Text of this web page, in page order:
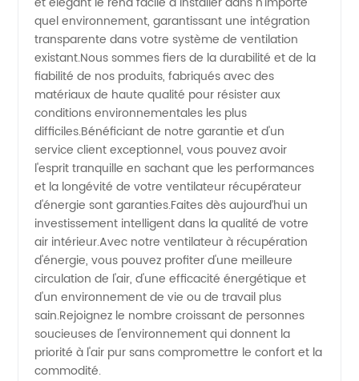
quel environnement, garantissant une intégration
transparente dans votre système de ventilation
existant.Nous sommes fiers de la durabilité et de la
fiabilité de nos produits, fabriqués avec des
matériaux de haute qualité pour résister aux
conditions environnementales les plus
difficiles.Bénéficiant de notre garantie et d'un
service client exceptionnel, vous pouvez avoir
l'esprit tranquille en sachant que les performances
et la longévité de votre ventilateur récupérateur
d'énergie sont garanties.Faites dès aujourd’hui un
investissement intelligent dans la qualité de votre
air intérieur.Avec notre ventilateur à récupération
d'énergie, vous pouvez profiter d'une meilleure
circulation de l'air, d'une efficacité énergétique et
d'un environnement de vie ou de travail plus
sain.Rejoignez le nombre croissant de personnes
soucieuses de l'environnement qui donnent la
priorité à l'air pur sans compromettre le confort et la
commodité.